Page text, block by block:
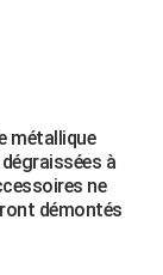
métallique
à
ne
démontés